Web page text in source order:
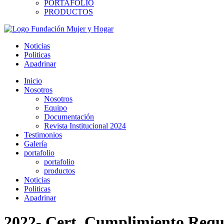
PORTAFOLIO
PRODUCTOS
Noticias
Politicas
Apadrinar
Inicio
Nosotros
Nosotros
Equipo
Documentación
Revista Institucional 2024
Testimonios
Galería
portafolio
portafolio
productos
Noticias
Politicas
Apadrinar